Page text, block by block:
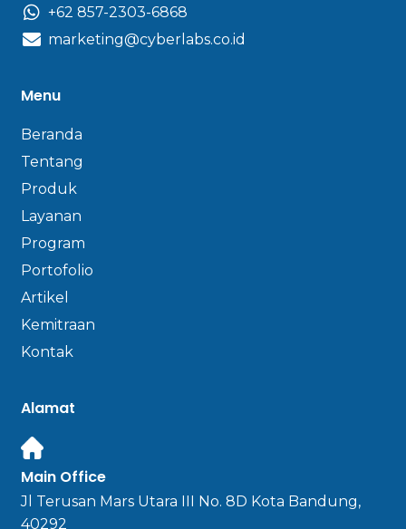
+62 857-2303-6868
marketing@cyberlabs.co.id
Menu
Beranda
Tentang
Produk
Layanan
Program
Portofolio
Artikel
Kemitraan
Kontak
Alamat
Main Office
Jl Terusan Mars Utara III No. 8D Kota Bandung,
40292